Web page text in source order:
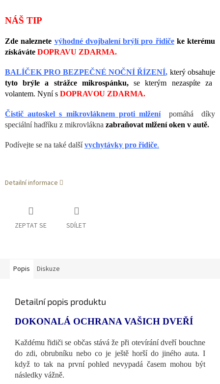
NÁŠ TIP
Zde naleznete výhodné dvojbalení brýlí pro řidiče ke kterému
získáváte DOPRAVU ZDARMA.
BALÍČEK PRO BEZPEČNÉ NOČNÍ ŘÍZENÍ, který obsahuje
tyto brýle a strážce mikrospánku,se kterým nezaspíte za
volantem. Nyní s DOPRAVOU ZDARMA.
Čistič autoskel s mikrovláknem proti mlžení
pomáhá díky
speciální hadříku z mikrovlákna zabraňovat mlžení oken v autě.
Podívejte se na také další vychytávky pro řidiče.
Detailní informace
ZEPTAT SE SDÍLET
Popis Diskuze
Detailní popis produktu
DOKONALÁ OCHRANA VAŠICH DVEŘÍ
Každému řidiči se občas stává že při otevírání dveří bouchne
do zdi, obrubníku nebo co je ještě horší do jiného auta. I
když to tak na první pohled nevypadá časem mohou být
následky vážně.